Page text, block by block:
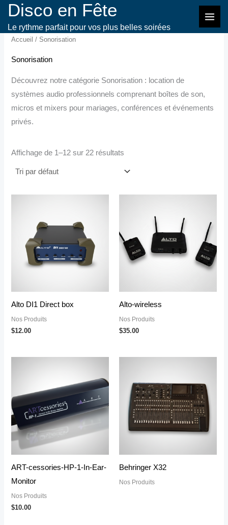
Aller
contenu
Disco en Fête
Le rythme parfait pour vos plus belles soirées
Accueil / Sonorisation
Sonorisation
Découvrez notre catégorie Sonorisation : location de
systèmes audio professionnels comprenant boîtes de son,
micros et mixers pour mariages, conférences et événements
privés.
Affichage de 1–12 sur 22 résultats
Alto DI1 Direct box
Nos Produits
$12.00
Alto-wireless
Nos Produits
$35.00
ART-cessories-HP-1-In-Ear-
Monitor
Nos Produits
$10.00
Behringer X32
Nos Produits